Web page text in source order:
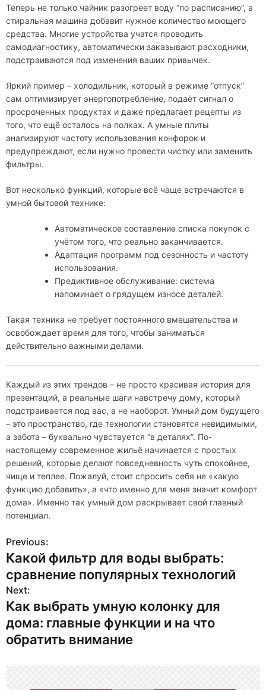
Теперь не только чайник разогреет воду “по расписанию”, а
стиральная машина добавит нужное количество моющего
средства. Многие устройства учатся проводить
самодиагностику, автоматически заказывают расходники,
подстраиваются под изменения ваших привычек.
Яркий пример – холодильник, который в режиме “отпуск”
сам оптимизирует энергопотребление, подаёт сигнал о
просроченных продуктах и даже предлагает рецепты из
того, что ещё осталось на полках. А умные плиты
анализируют частоту использования конфорок и
предупреждают, если нужно провести чистку или заменить
фильтры.
Вот несколько функций, которые всё чаще встречаются в
умной бытовой технике:
Автоматическое составление списка покупок с
учётом того, что реально заканчивается.
Адаптация программ под сезонность и частоту
использования.
Предиктивное обслуживание: система
напоминает о грядущем износе деталей.
Такая техника не требует постоянного вмешательства и
освобождает время для того, чтобы заниматься
действительно важными делами.
Каждый из этих трендов – не просто красивая история для
презентаций, а реальные шаги навстречу дому, который
подстраивается под вас, а не наоборот. Умный дом будущего
– это пространство, где технологии становятся невидимыми,
а забота – буквально чувствуется “в деталях”. По-
настоящему современное жильё начинается с простых
решений, которые делают повседневность чуть спокойнее,
чище и теплее. Пожалуй, стоит спросить себя не «какую
функцию добавить», а «что именно для меня значит комфорт
дома». Именно так умный дом раскрывает свой главный
потенциал.
Н
а
в
и
г
ц
Previous:
Какой фильтр для воды выбрать:
сравнение популярных технологий
Next:
Как выбрать умную колонку для
дома: главные функции и на что
обратить внимание